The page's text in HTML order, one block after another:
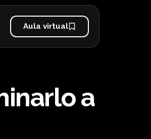
Aula virtual
a